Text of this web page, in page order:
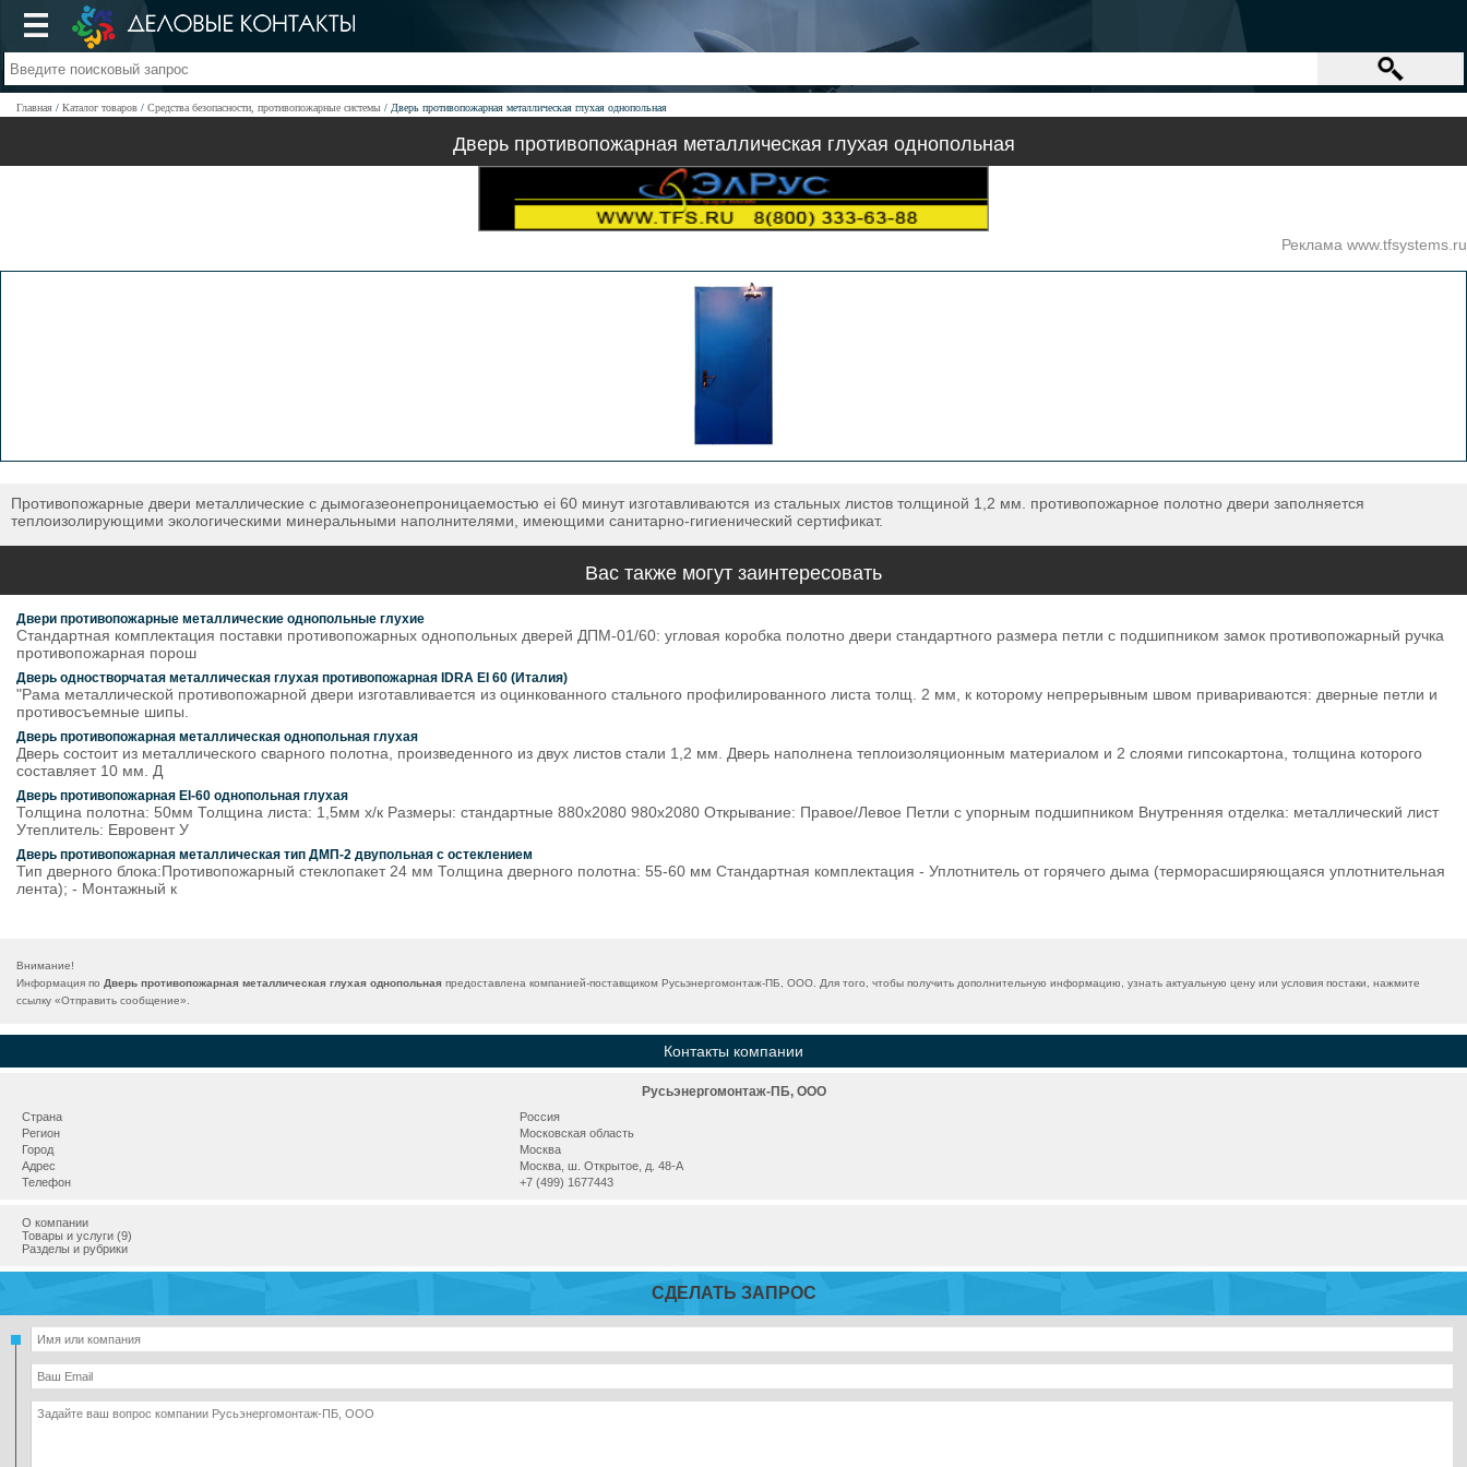
Главная Каталог товаров Средства безопасности, противопожарные системы Дверь противопожарная металлическая глухая однопольная
Дверь противопожарная металлическая глухая однопольная
Реклама www.tfsystems.ru
Противопожарные двери металлические с дымогазеонепроницаемостью ei 60 минут изготавливаются из стальных листов толщиной 1,2 мм. противопожарное полотно двери заполняется
теплоизолирующими экологическими минеральными наполнителями, имеющими санитарно-гигиенический сертификат.
Вас также могут заинтересовать
Двери противопожарные металлические однопольные глухие
Стандартная комплектация поставки противопожарных однопольных дверей ДПМ-01/60: угловая коробка полотно двери стандартного размера петли с подшипником замок противопожарный ручка
противопожарная порош
Дверь одностворчатая металлическая глухая противопожарная IDRA EI 60 (Италия)
"Рама металлической противопожарной двери изготавливается из оцинкованного стального профилированного листа толщ. 2 мм, к которому непрерывным швом привариваются: дверные петли и
противосъемные шипы.
Дверь противопожарная металлическая однопольная глухая
Дверь состоит из металлического сварного полотна, произведенного из двух листов стали 1,2 мм. Дверь наполнена теплоизоляционным материалом и 2 слоями гипсокартона, толщина которого
составляет 10 мм. Д
Дверь противопожарная EI-60 однопольная глухая
Толщина полотна: 50мм Толщина листа: 1,5мм х/к Размеры: стандартные 880х2080 980х2080 Открывание: Правое/Левое Петли с упорным подшипником Внутренняя отделка: металлический лист
Утеплитель: Евровент У
Дверь противопожарная металлическая тип ДМП-2 двупольная с остеклением
Тип дверного блока:Противопожарный стеклопакет 24 мм Толщина дверного полотна: 55-60 мм Стандартная комплектация - Уплотнитель от горячего дыма (терморасширяющаяся уплотнительная
лента); - Монтажный к
Внимание!
Информация по Дверь противопожарная металлическая глухая однопольная предоставлена компанией-поставщиком Русьэнергомонтаж-ПБ, ООО. Для того, чтобы получить дополнительную информацию, узнать актуальную цену или условия постаки, нажмите
ссылку «Отправить сообщение».
Контакты компании
Русьэнергомонтаж-ПБ, ООО
Страна
Россия
Регион
Московская область
Город
Москва
Адрес
Москва, ш. Открытое, д. 48-А
Телефон
+7 (499) 1677443
О компании
Товары и услуги (9)
Разделы и рубрики
СДЕЛАТЬ ЗАПРОС